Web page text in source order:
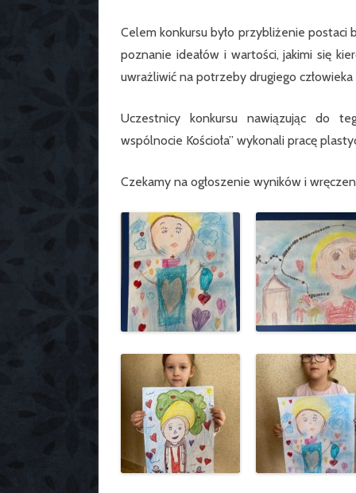
Celem konkursu było przybliżenie postaci
poznanie ideałów i wartości, jakimi się
uwrażliwić na potrzeby drugiego
Uczestnicy konkursu nawiązując do
wspólnocie Kościoła” wykonali pracę
Czekamy na ogłoszenie wyników i